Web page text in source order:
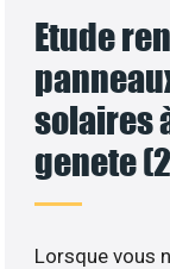
Etude
solaires
genete
Lorsque vous